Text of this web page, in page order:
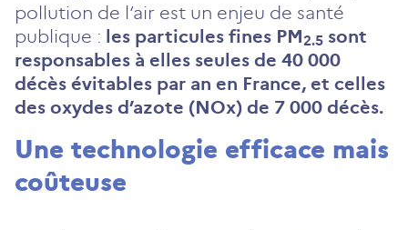
pollution de l‘air est un enjeu de santé
publique : les particules fines PM2.5 sont
responsables à elles seules de 40 000
décès évitables par an en France, et celles
des oxydes d’azote (NOx) de 7 000 décès.
Une technologie efficace mais
coûteuse